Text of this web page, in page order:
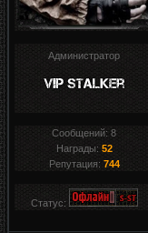
Администратор
Сообщений:8
Награды: 52
Репутация: 744
Статус: